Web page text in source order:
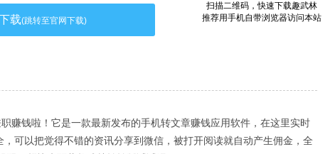
扫描二维码，快速下载趣武林
推荐用手机自带浏览器访问本站
载(跳转至官网下载)
赚钱啦！它是一款最新发布的手机转文章赚钱应用软件，在这里实时
可以把觉得不错的资讯分享到微信，被打开阅读就自动产生佣金，全